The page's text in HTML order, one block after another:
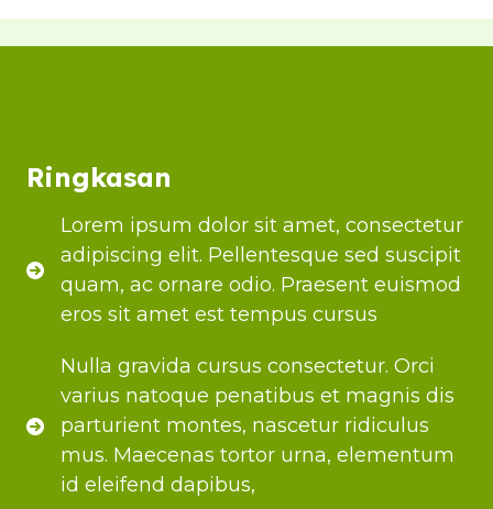
Ringkasan
Lorem ipsum dolor sit amet, consectetur
adipiscing elit. Pellentesque sed suscipit
quam, ac ornare odio. Praesent euismod
eros sit amet est tempus cursus
Nulla gravida cursus consectetur. Orci
varius natoque penatibus et magnis dis
parturient montes, nascetur ridiculus
mus. Maecenas tortor urna, elementum
id eleifend dapibus,